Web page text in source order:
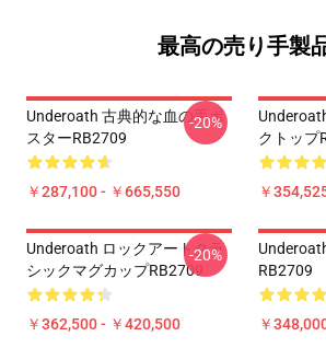
最高の売り手製
Underoath 古典的な血の手ポ
スターRB2709
￥287,100 - ￥665,550
-20%
クトップ
￥
Underoath ロックアートクラ
シックマグカップRB2709
￥362,500 - ￥420,500
-20%
RB2709
￥